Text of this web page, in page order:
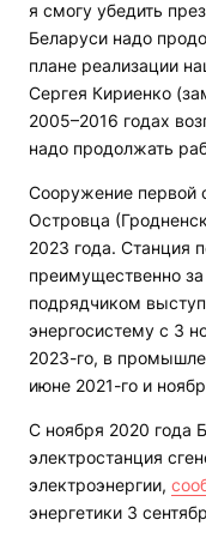
я смогу убедить
Беларуси надо
плане реализации
Сергея Кириенко
2005–2016 годах
надо продолжать
Сооружение первой
Островца
2023 года. Станция
преимущественно
подрядчиком
энергосистему с 3
2023-го, в
июне 2021-го и
С ноября 2020 года
электростанция
электроэнергии,
энергетики 3